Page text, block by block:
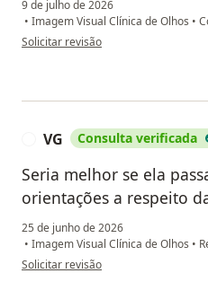
9 de julho de 2026
• Imagem Visual Clínica de Olhos •
na opinião do utilizador Isa Carla
Solicitar revisão
VG Consulta verificada
Seria melhor se ela
orientações a respeito
25 de junho de 2026
• Imagem Visual Clínica de Olhos •
na opinião do utilizador VG
Solicitar revisão